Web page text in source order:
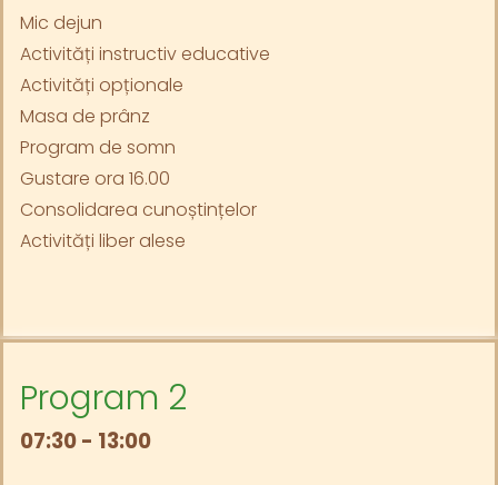
Mic dejun
Activități instructiv educative
Activități opționale
Masa de prânz
Program de somn
Gustare ora 16.00
Consolidarea cunoștințelor
Activități liber alese
Program 2
07:30 - 13:00